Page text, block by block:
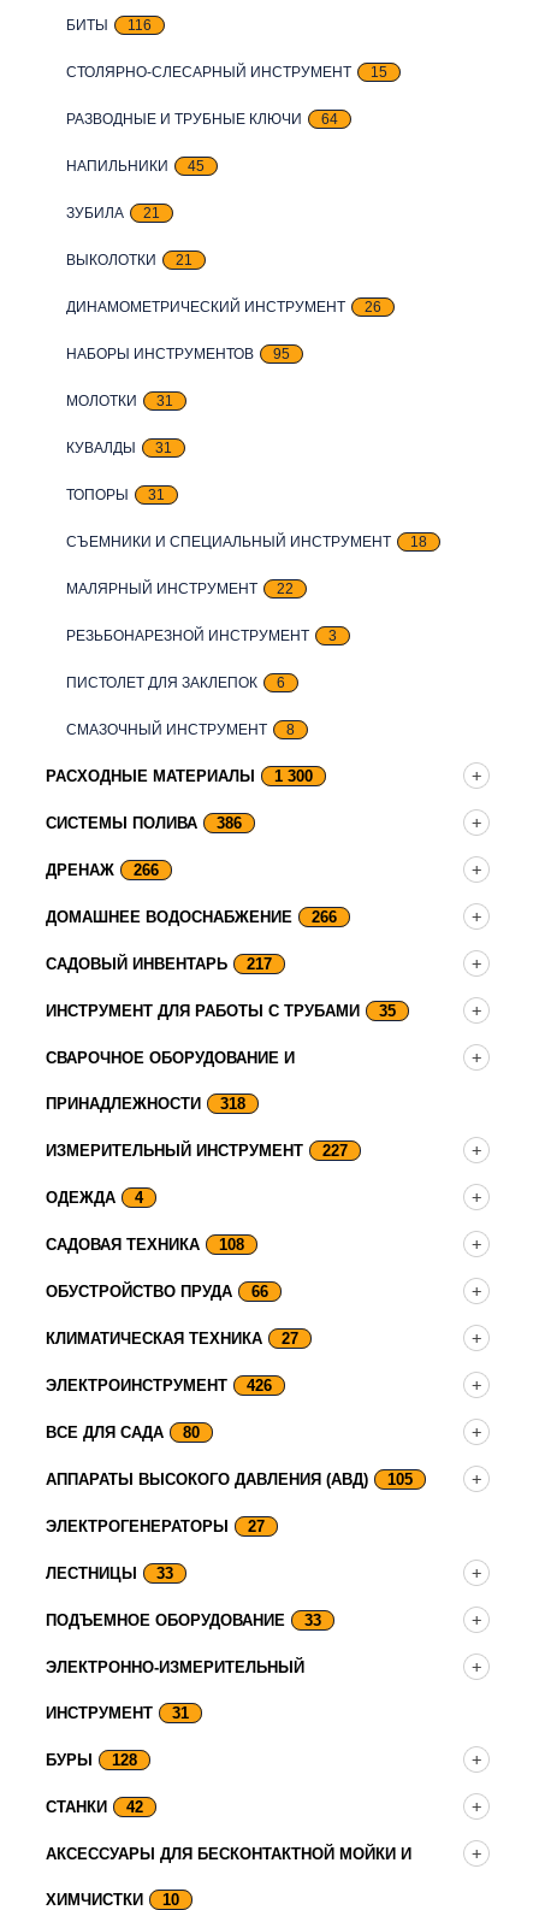
БИТЫ 116
СТОЛЯРНО-СЛЕСАРНЫЙ ИНСТРУМЕНТ 15
РАЗВОДНЫЕ И ТРУБНЫЕ КЛЮЧИ 64
НАПИЛЬНИКИ 45
ЗУБИЛА 21
ВЫКОЛОТКИ 21
ДИНАМОМЕТРИЧЕСКИЙ ИНСТРУМЕНТ 26
НАБОРЫ ИНСТРУМЕНТОВ 95
МОЛОТКИ 31
КУВАЛДЫ 31
ТОПОРЫ 31
СЪЕМНИКИ И СПЕЦИАЛЬНЫЙ ИНСТРУМЕНТ 18
МАЛЯРНЫЙ ИНСТРУМЕНТ 22
РЕЗЬБОНАРЕЗНОЙ ИНСТРУМЕНТ 3
ПИСТОЛЕТ ДЛЯ ЗАКЛЕПОК 6
СМАЗОЧНЫЙ ИНСТРУМЕНТ 8
РАСХОДНЫЕ МАТЕРИАЛЫ 1 300
СИСТЕМЫ ПОЛИВА 386
ДРЕНАЖ 266
ДОМАШНЕЕ ВОДОСНАБЖЕНИЕ 266
САДОВЫЙ ИНВЕНТАРЬ 217
ИНСТРУМЕНТ ДЛЯ РАБОТЫ С ТРУБАМИ 35
СВАРОЧНОЕ ОБОРУДОВАНИЕ И
ПРИНАДЛЕЖНОСТИ 318
ИЗМЕРИТЕЛЬНЫЙ ИНСТРУМЕНТ 227
ОДЕЖДА 4
САДОВАЯ ТЕХНИКА 108
ОБУСТРОЙСТВО ПРУДА 66
КЛИМАТИЧЕСКАЯ ТЕХНИКА 27
ЭЛЕКТРОИНСТРУМЕНТ 426
ВСЕ ДЛЯ САДА 80
АППАРАТЫ ВЫСОКОГО ДАВЛЕНИЯ (АВД) 105
ЭЛЕКТРОГЕНЕРАТОРЫ 27
ЛЕСТНИЦЫ 33
ПОДЪЕМНОЕ ОБОРУДОВАНИЕ 33
ЭЛЕКТРОННО-ИЗМЕРИТЕЛЬНЫЙ
ИНСТРУМЕНТ 31
БУРЫ 128
СТАНКИ 42
АКСЕССУАРЫ ДЛЯ БЕСКОНТАКТНОЙ МОЙКИ И
ХИМЧИСТКИ 10